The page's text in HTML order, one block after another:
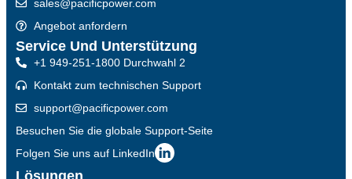
Lösungen
sales@pacificpower.com
Angebot anfordern
Service Und Unterstützung
+1 949-251-1800 Durchwahl 2
Kontakt zum technischen Support
support@pacificpower.com
Besuchen Sie die globale Support-Seite
Folgen Sie uns auf LinkedIn